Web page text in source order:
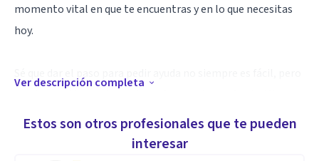
momento vital en que te encuentras y en lo que necesitas
hoy.
compromiso es ofrecerte un espacio de respeto, escucha y
confianza, donde puedas expresar lo que sientes sin juicio, y
Ver descripción completa
Estos son otros profesionales que te pueden
interesar